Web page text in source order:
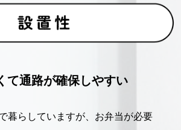
て通路が確保しやすい
暮らしていますが、お弁当が必要